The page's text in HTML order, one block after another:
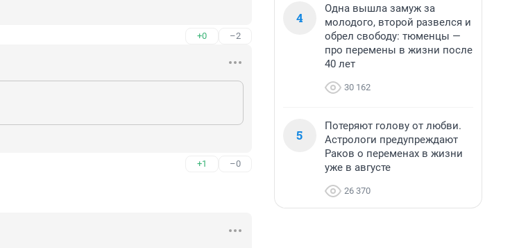
+0 –2
+1 –0
4
Одна вышла замуж за
молодого, второй развелся и
обрел свободу: тюменцы —
про перемены в жизни после
40 лет
30 162
5
Потеряют голову от любви.
Астрологи предупреждают
Раков о переменах в жизни
уже в августе
26 370